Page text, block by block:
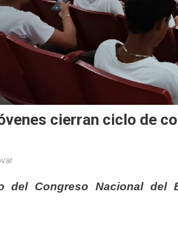
cierran ciclo de
del Congreso Nacional del